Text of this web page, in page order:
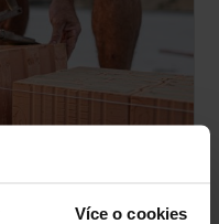
Více o cookies